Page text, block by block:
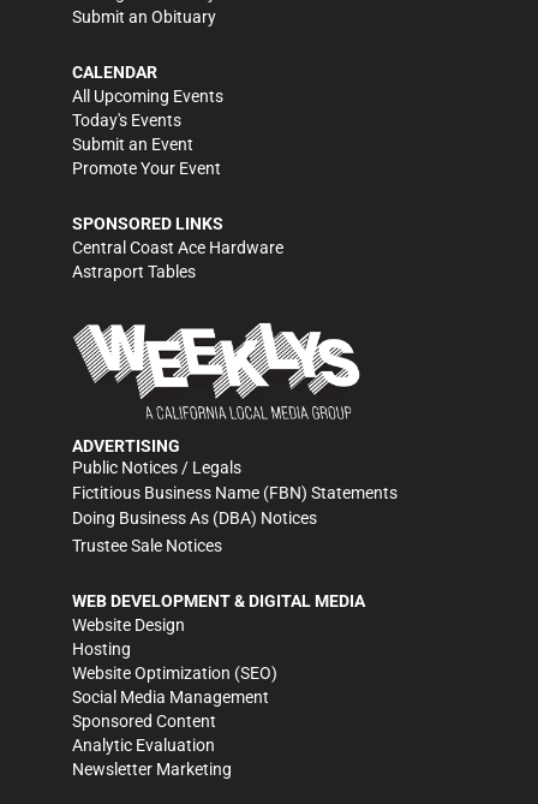
Submit an Obituary
CALENDAR
All Upcoming Events
Today's Events
Submit an Event
Promote Your Event
SPONSORED LINKS
Central Coast Ace Hardware
Astraport Tables
ADVERTISING
Public Notices / Legals
Fictitious Business Name (FBN) Statements
Doing Business As (DBA) Notices
Trustee Sale Notices
WEB DEVELOPMENT & DIGITAL MEDIA
Website Design
Hosting
Website Optimization (SEO)
Social Media Management
Sponsored Content
Analytic Evaluation
Newsletter Marketing